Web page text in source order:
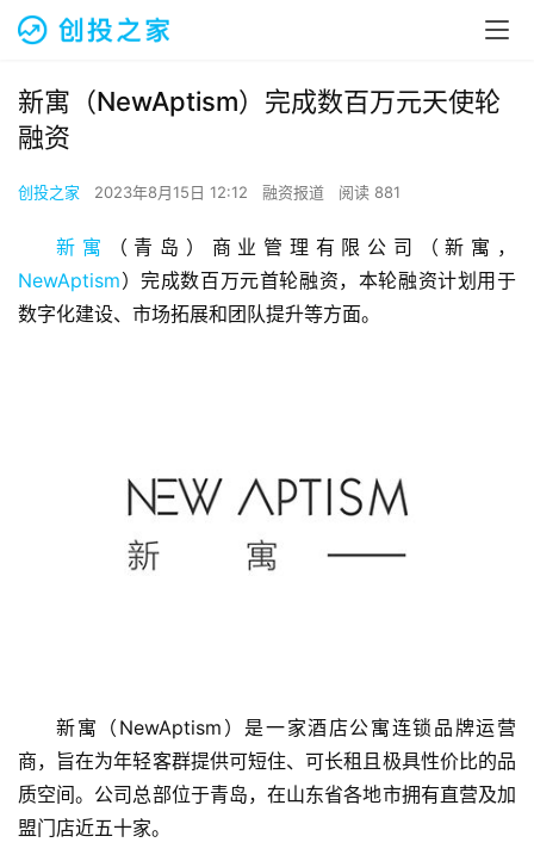
融
资
新寓（NewAptism）完成数百万元天使轮
融资
创投之家 2023年8月15日 12:12 融资报道 阅读 881
新寓
（青岛）商业管理有限公司（新寓，
NewAptism）完成数百万元首轮融资，本轮融资计划用于
数字化建设、市场拓展和团队提升等方面。
新寓（NewAptism）是一家酒店公寓连锁品牌运营
商，旨在为年轻客群提供可短住、可长租且极具性价比的品
质空间。公司总部位于青岛，在山东省各地市拥有直营及加
盟门店近五十家。